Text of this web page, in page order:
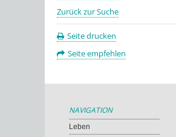
Zurück zur Suche
Seite drucken
Seite empfehlen
NAVIGATION
Leben